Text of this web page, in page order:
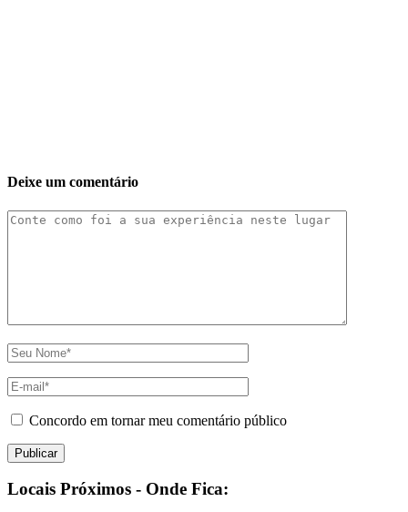
Deixe um comentário
Concordo em tornar meu comentário público
Locais Próximos - Onde Fica: